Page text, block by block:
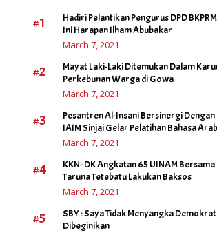
#1
Hadiri Pelantikan Pengurus DPD
Ini Harapan Ilham Abubakar
March 7, 2021
#2
Mayat Laki-Laki Ditemukan Dalam
Perkebunan Warga di Gowa
March 7, 2021
#3
Pesantren Al-Insani Bersinergi Dengan
IAIM Sinjai Gelar Pelatihan Bahasa Arab
March 7, 2021
#4
KKN- DK Angkatan 65 UINAM
Taruna Tetebatu Lakukan Baksos
March 7, 2021
#5
SBY : Saya Tidak Menyangka
Dibeginikan